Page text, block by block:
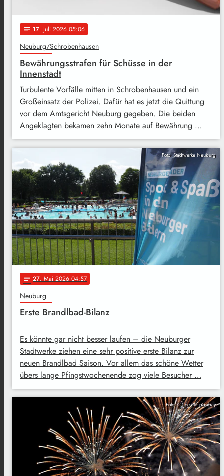
notes 17. Juli 2026 05:06
Neuburg/Schrobenhausen
Bewährungsstrafen für Schüsse in der
Innenstadt
Turbulente Vorfälle mitten in Schrobenhausen und ein
Großeinsatz der Polizei. Dafür hat es jetzt die Quittung
vor dem Amtsgericht Neuburg gegeben. Die beiden
Angeklagten bekamen zehn Monate auf Bewährung …
Foto: Stadtwerke Neuburg
notes 27. Mai 2026 04:57
Neuburg
Erste Brandlbad-Bilanz
Es könnte gar nicht besser laufen – die Neuburger
Stadtwerke ziehen eine sehr positive erste Bilanz zur
neuen Brandlbad Saison. Vor allem das schöne Wetter
übers lange Pfingstwochenende zog viele Besucher …
Foto: C.Lee auf pixabay